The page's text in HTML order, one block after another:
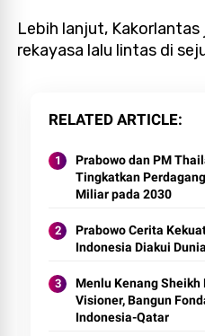
Lebih lanjut, Kakorlantas
rekayasa lalu lintas di
RELATED ARTICLE
Prabowo dan PM
Tingkatkan
Miliar pada 2030
Prabowo Cerita
Indonesia Diakui Dunia
Menlu Kenang Sheikh
Visioner, Bangun
Indonesia-Qatar